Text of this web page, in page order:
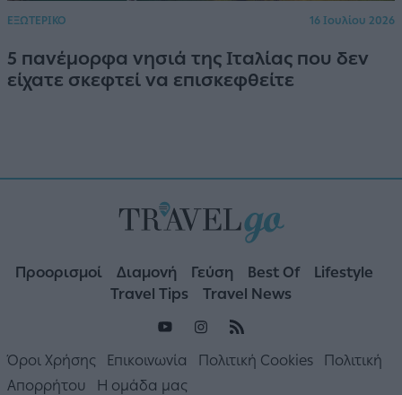
ΕΞΩΤΕΡΙΚΟ 16 Ιουλίου 2026
5 πανέμορφα νησιά της Ιταλίας που δεν
είχατε σκεφτεί να επισκεφθείτε
Προορισμοί Διαμονή Γεύση Best Of
Lifestyle
Travel Tips
Travel News
Όροι Χρήσης Επικοινωνία Πολιτική Cookies
Πολιτική
Απορρήτου
Η ομάδα μας